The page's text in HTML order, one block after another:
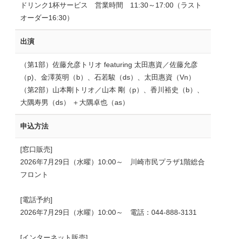
ドリンク1杯サービス 営業時間 11:30～17:00（ラスト
オーダー16:30）
出演
（第1部）佐藤允彦トリオ featuring 太田惠資／佐藤允彦
（p)、金澤英明（b）、石若駿（ds）、太田惠資（Vn）
（第2部）山本剛トリオ／山本 剛（p）、香川裕史（b）、
大隅寿男（ds） ＋大隅卓也（as）
申込方法
[窓口販売]
2026年7月29日（水曜）10:00～ 川崎市民プラザ1階総合
フロント
[電話予約]
2026年7月29日（水曜）10:00～ 電話：044-888-3131